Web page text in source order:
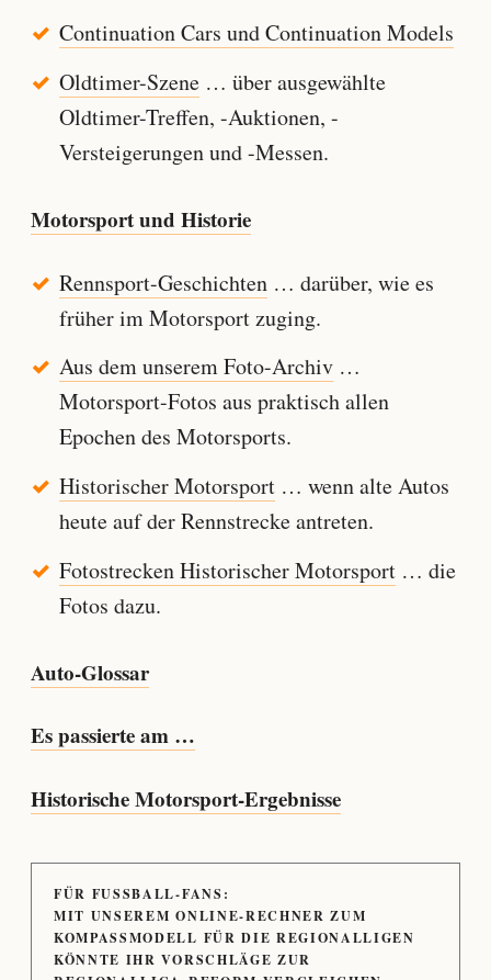
Continuation Cars und Continuation Models
Oldtimer-Szene… über ausgewählte
Oldtimer-Treffen, -Auktionen, -
Versteigerungen und -Messen.
Motorsport und Historie
Rennsport-Geschichten… darüber, wie es
früher im Motorsport zuging.
Aus dem unserem Foto-Archiv…
Motorsport-Fotos aus praktisch allen
Epochen des Motorsports.
Historischer Motorsport… wenn alte Autos
heute auf der Rennstrecke antreten.
Fotostrecken Historischer Motorsport… die
Fotos dazu.
Auto-Glossar
Es passierte am …
Historische Motorsport-Ergebnisse
FÜR FUSSBALL-FANS:
MIT UNSEREM ONLINE-RECHNER ZUM
KOMPASSMODELL FÜR DIE REGIONALLIGEN
KÖNNTE IHR VORSCHLÄGE ZUR